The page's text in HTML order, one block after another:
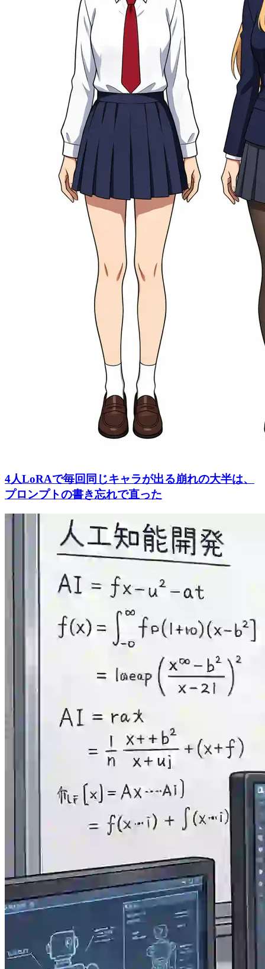
4人LoRAで毎回同じキャラが出る崩れの大半は、
プロンプトの書き忘れで直った